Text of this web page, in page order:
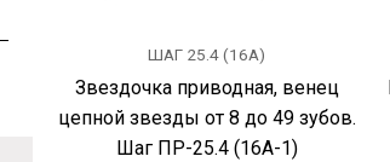
ШАГ 25.4 (16А)
Звездочка приводная, венец
цепной звезды от 8 до 49 зубов.
Шаг ПР-25.4 (16A-1)